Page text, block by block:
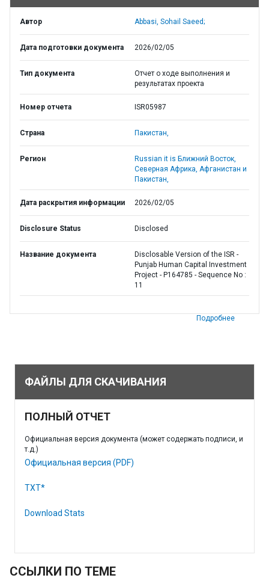
Автор Abbasi, Sohail Saeed;
Дата подготовки документа 2026/02/05
Тип документа
Отчет о ходе выполнения и
результатах проекта
Номер отчета ISR05987
Страна Пакистан,
Регион
Russian it is Ближний Восток,
Северная Африка, Афганистан и
Пакистан,
Дата раскрытия информации 2026/02/05
Disclosure Status Disclosed
Название документа
Disclosable Version of the ISR -
Punjab Human Capital Investment
Project - P164785 - Sequence No :
11
Подробнее
ФАЙЛЫ ДЛЯ СКАЧИВАНИЯ
ПОЛНЫЙ ОТЧЕТ
Официальная версия документа (может содержать подписи, и
т.д.)
Официальная версия (PDF)
TXT*
Download Stats
ССЫЛКИ ПО ТЕМЕ